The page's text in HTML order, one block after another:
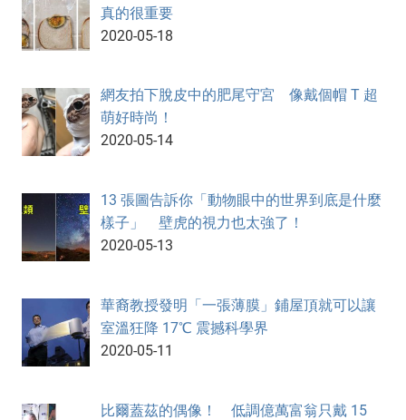
真的很重要
2020-05-18
網友拍下脫皮中的肥尾守宮 像戴個帽 T 超
萌好時尚！
2020-05-14
13 張圖告訴你「動物眼中的世界到底是什麼
樣子」 壁虎的視力也太強了！
2020-05-13
華裔教授發明「一張薄膜」鋪屋頂就可以讓
室溫狂降 17℃ 震撼科學界
2020-05-11
比爾蓋茲的偶像！ 低調億萬富翁只戴 15